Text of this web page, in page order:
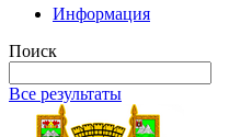
Информация
Поиск
Все результаты